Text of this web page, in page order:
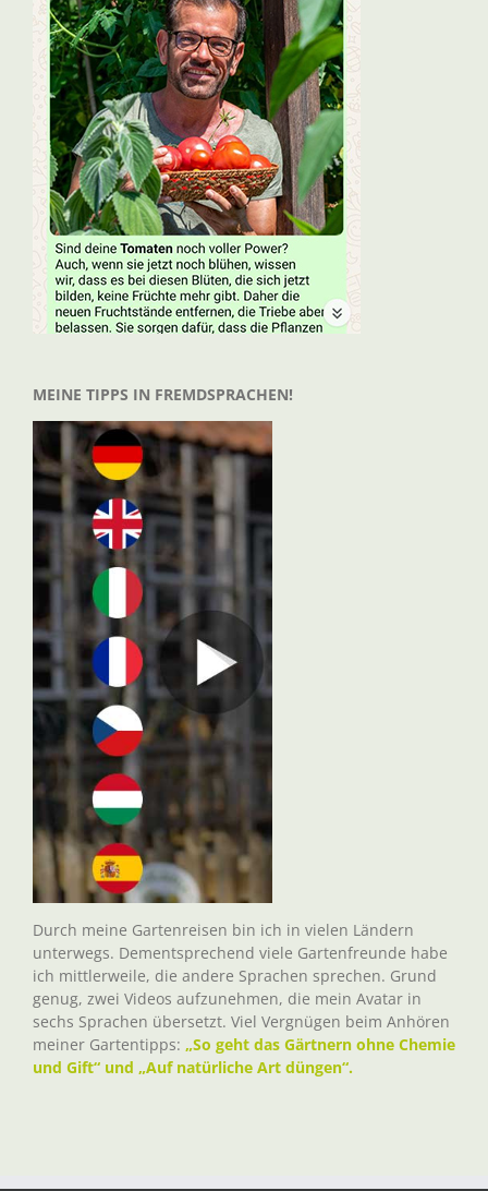
MEINE TIPPS IN FREMDSPRACHEN!
Durch meine Gartenreisen bin ich in vielen Ländern
unterwegs. Dementsprechend viele Gartenfreunde habe
ich mittlerweile, die andere Sprachen sprechen. Grund
genug, zwei Videos aufzunehmen, die mein Avatar in
sechs Sprachen übersetzt. Viel Vergnügen beim Anhören
meiner Gartentipps: „So geht das Gärtnern ohne Chemie
und Gift“ und „Auf natürliche Art düngen“.